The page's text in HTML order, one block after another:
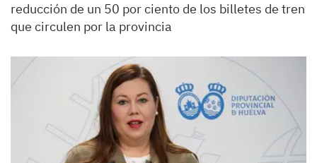
reducción de un 50 por ciento de los billetes de tren
que circulen por la provincia